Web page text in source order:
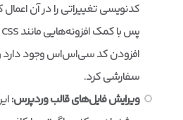
کدنویسی تغییراتی را در آن
افزودن کد سی‌اس‌اس وجود دارد
سفارشی کرد.
ویرایش فایل‌های قالب وردپرس: